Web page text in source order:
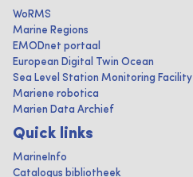
WoRMS
Marine Regions
EMODnet portaal
European Digital Twin Ocean
Sea Level Station Monitoring Facility
Mariene robotica
Marien Data Archief
Quick links
MarineInfo
Catalogus bibliotheek